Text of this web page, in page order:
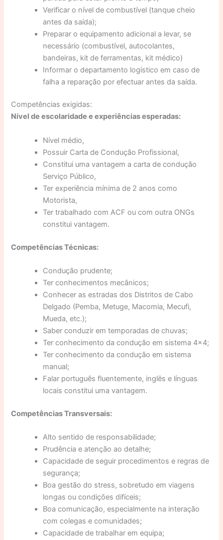
Verificar o nível de combustível (tanque cheio
antes da saída);
Preparar o equipamento adicional a levar, se
necessário (combustível, autocolantes,
bandeiras, kit de ferramentas, kit médico)
Informar o departamento logístico em caso de
falha a reparação por efectuar antes da saída.
Competências exigidas:
Nível de escolaridade e experiências esperadas:
Nível médio,
Possuir Carta de Condução Profissional,
Constitui uma vantagem a carta de condução
Serviço Público,
Ter experiência mínima de 2 anos como
Motorista,
Ter trabalhado com ACF ou com outra ONGs
constitui vantagem.
Competências Técnicas:
Condução prudente;
Ter conhecimentos mecânicos;
Conhecer as estradas dos Distritos de Cabo
Delgado (Pemba, Metuge, Macomia, Mecufi,
Mueda, etc.);
Saber conduzir em temporadas de chuvas;
Ter conhecimento da condução em sistema 4×4;
Ter conhecimento da condução em sistema
manual;
Falar português fluentemente, inglês e línguas
locais constitui uma vantagem.
Competências Transversais:
Alto sentido de responsabilidade;
Prudência e atenção ao detalhe;
Capacidade de seguir procedimentos e regras de
segurança;
Boa gestão do stress, sobretudo em viagens
longas ou condições difíceis;
Boa comunicação, especialmente na interação
com colegas e comunidades;
Capacidade de trabalhar em equipa;